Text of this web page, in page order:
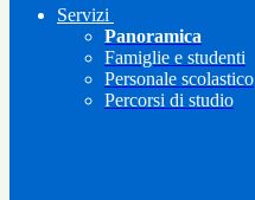
Servizi
Panoramica
Famiglie e studenti
Personale scolastico
Percorsi di studio